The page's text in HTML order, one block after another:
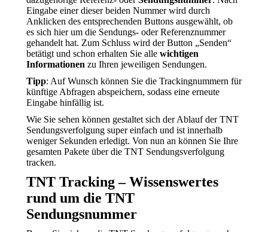
Eingabe einer dieser beiden Nummer wird durch
Anklicken des entsprechenden Buttons ausgewählt, ob
es sich hier um die Sendungs- oder Referenznummer
gehandelt hat. Zum Schluss wird der Button „Senden“
betätigt und schon erhalten Sie alle wichtigen
Informationen zu Ihren jeweiligen Sendungen.
Tipp: Auf Wunsch können Sie die Trackingnummern für
künftige Abfragen abspeichern, sodass eine erneute
Eingabe hinfällig ist.
Wie Sie sehen können gestaltet sich der Ablauf der TNT
Sendungsverfolgung super einfach und ist innerhalb
weniger Sekunden erledigt. Von nun an können Sie Ihre
gesamten Pakete über die TNT Sendungsverfolgung
tracken.
TNT Tracking – Wissenswertes
rund um die TNT
Sendungsnummer